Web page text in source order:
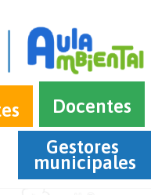
Docentes
Gestores
municipales